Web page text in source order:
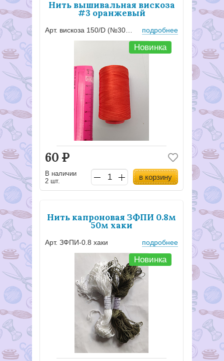
Нить вышивальная вискоза
#3 оранжевый
подробнее
Новинка
60 Р
В наличии
2 шт.
в корзину
Нить капроновая ЗФПИ 0.8м
50м хаки
Арт. ЗФПИ-0.8 хаки подробнее
Новинка